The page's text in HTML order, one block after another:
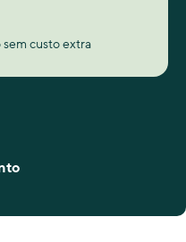
sem custo extra